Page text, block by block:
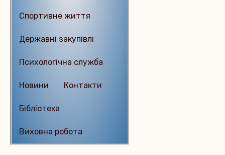
Спортивне життя
Державні закупівлі
Психологічна служба
Новиниㅤㅤㅤㅤ Контактиㅤㅤㅤㅤㅤ
Бібліотека
Виховна робота